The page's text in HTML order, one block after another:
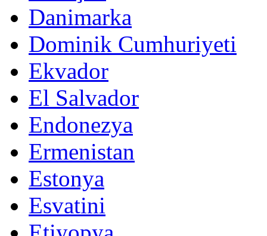
Danimarka
Dominik Cumhuriyeti
Ekvador
El Salvador
Endonezya
Ermenistan
Estonya
Esvatini